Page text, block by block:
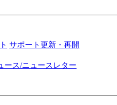
サポート更新・再開
ース/ニュースレター